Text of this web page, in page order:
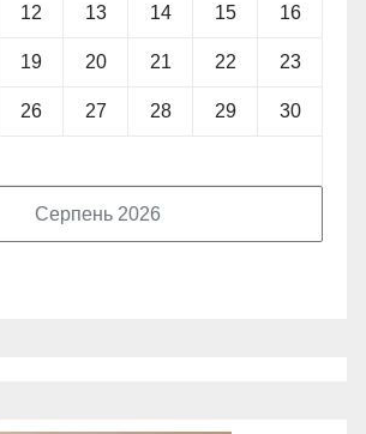
Серпень 2026
12 13 14 15 16
19 20 21 22 23
26 27 28 29 30